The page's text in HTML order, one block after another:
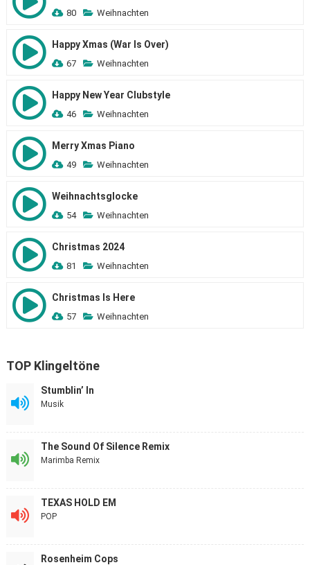
80 Weihnachten
Happy Xmas (War Is Over)
67 Weihnachten
Happy New Year Clubstyle
46 Weihnachten
Merry Xmas Piano
49 Weihnachten
Weihnachtsglocke
54 Weihnachten
Christmas 2024
81 Weihnachten
Christmas Is Here
57 Weihnachten
TOP Klingeltöne
Stumblin’ In
Musik
The Sound Of Silence Remix
Marimba Remix
TEXAS HOLD EM
POP
Rosenheim Cops